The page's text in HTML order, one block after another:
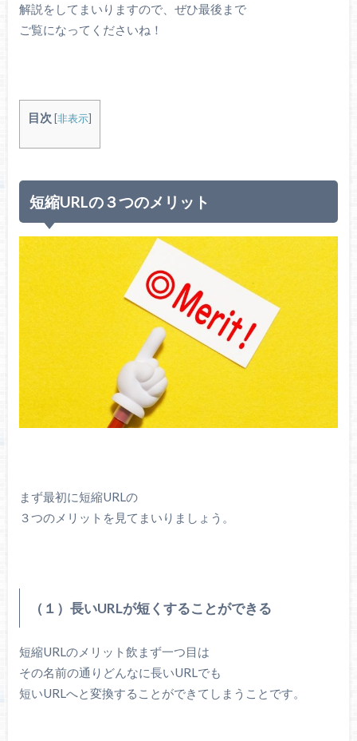
解説をしてまいりますので、ぜひ最後まで
ご覧になってくださいね！
目次 [非表示]
短縮URLの３つのメリット
まず最初に短縮URLの
３つのメリットを見てまいりましょう。
（１）長いURLが短くすることができる
短縮URLのメリット飲まず一つ目は
その名前の通りどんなに長いURLでも
短いURLへと変換することができてしまうことです。